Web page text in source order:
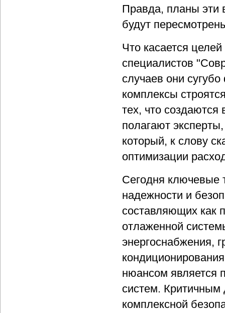
Правда, планы эти
будут
Что касается
специалистов
случаев они
комплексы
тех, что создаются
полагают
который, к слову
оптимизации
Сегодня ключевые
надежности и
составляющих как
отлаженной
энергоснабжения,
нюансом является
систем. Критичным
комплексной